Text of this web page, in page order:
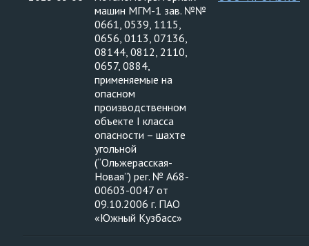
машин МГМ-1 зав. №№
0661, 0539, 1115,
0656, 0113, 07136,
08144, 0812, 2110,
0657, 0884,
применяемые на
опасном
производственном
объекте I класса
опасности – шахте
угольной
(“Ольжерасская-
Новая”) рег. № А68-
00603-0047 от
09.10.2006 г. ПАО
«Южный Кузбасс»